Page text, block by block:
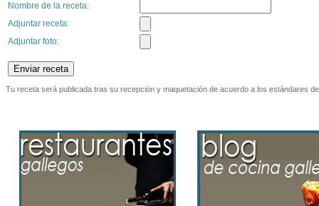
Nombre de la receta:
Adjuntar receta:
Adjuntar foto:
Tu receta será publicada tras su recepción y maquetación de acuerdo a los estándares